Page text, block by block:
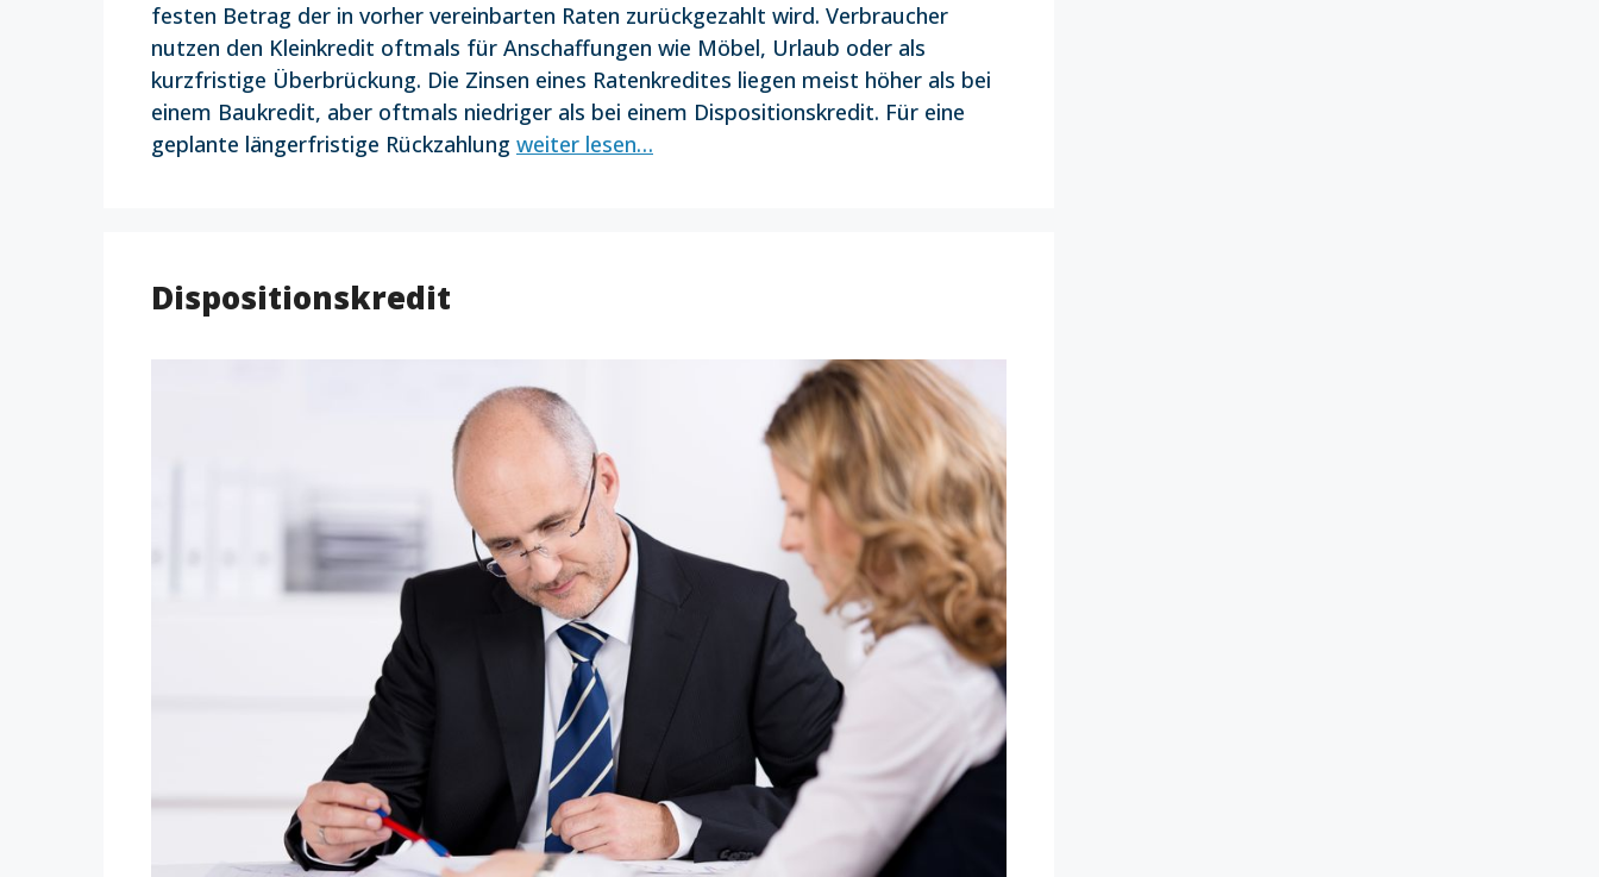
festen Betrag der in vorher vereinbarten Raten zurückgezahlt wird. Verbraucher
nutzen den Kleinkredit oftmals für Anschaffungen wie Möbel, Urlaub oder als
kurzfristige Überbrückung. Die Zinsen eines Ratenkredites liegen meist höher als bei
einem Baukredit, aber oftmals niedriger als bei einem Dispositionskredit. Für eine
geplante längerfristige Rückzahlung weiter lesen…
Dispositionskredit